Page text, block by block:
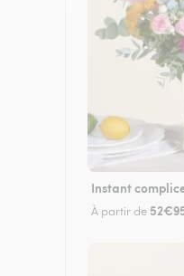
Instant
À partir de